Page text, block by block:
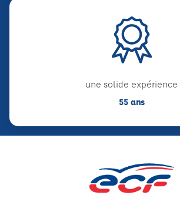
une solide expérience
55 ans